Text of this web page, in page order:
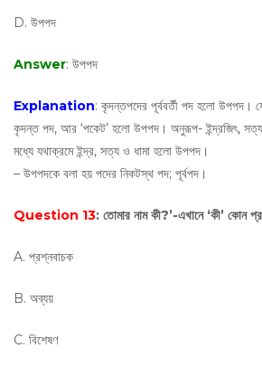
D. উপপদ
Answer: উপপদ
Explanation: কৃদন্তপদের পূর্ববর্তী পদ হলো উপপদ।
কৃদন্ত পদ, আর ‘পকেট’ হলো উপপদ। অনুরূপ- ইন্দ্রজিৎ,
মধ্যে যথাক্রমে ইন্দ্র, সত্য ও ধামা হলো উপপদ।
– উপপদকে বলা হয় পদের নিকটস্থ পদ; পূর্বপদ।
Question 13: তোমার নাম কী?’-এখানে ‘কী’ কোন
A. প্রশ্নবাচক
B. অব্যয়
C. বিশেষণ